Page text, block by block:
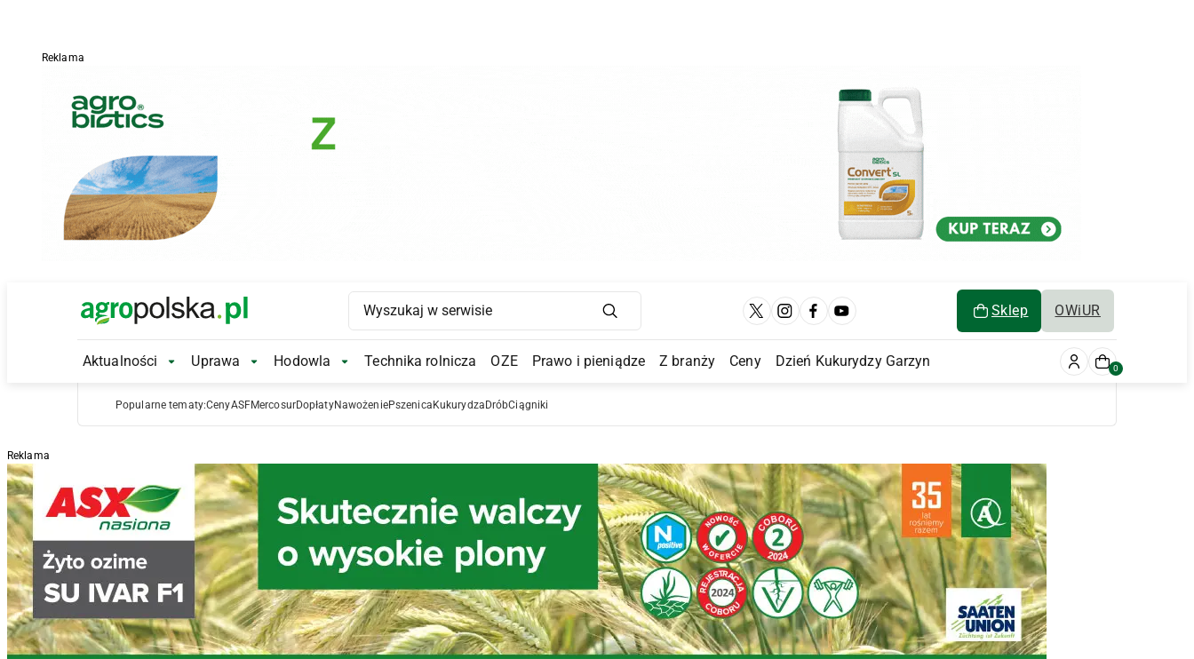
Reklama
Main Logo Sklep OWiUR
Main Navigation
Aktualności Aktualności Submenu
Uprawa Uprawa Submenu
Hodowla Hodowla Submenu
Technika rolnicza OZE Prawo i pieniądze Z branży Ceny Dzień Kukurydzy Garzyn 0
Popularne tematy:CenyASFMercosurDopłatyNawożeniePszenica Kukurydza DróbCiągniki
Reklama